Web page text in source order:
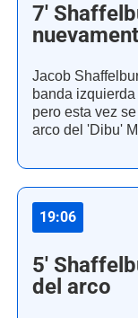
7'
Jacob
banda
pero esta vez
arco del 'Dibu'
19:06
5'
del arco